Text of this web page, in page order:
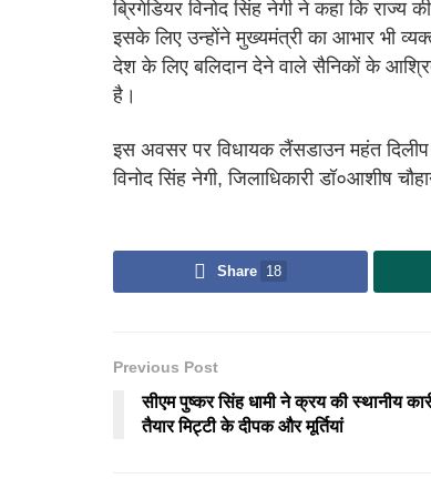
ब्रिगेडियर विनोद सिंह नेगी ने कहा कि
इसके लिए उन्होंने मुख्यमंत्री का आभार भी
देश के लिए बलिदान देने वाले सैनिकों के
है।
इस अवसर पर विधायक लैंसडाउन महंत दिलीप
विनोद सिंह नेगी, जिलाधिकारी डॉ०आशीष
Share 18
Previous Post
सीएम पुष्कर सिंह धामी ने क्रय की स्थानीय
तैयार मिट्टी के दीपक और मूर्तियां